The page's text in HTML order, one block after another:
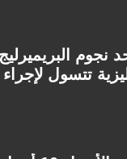
البريميرليج
تتسول لإجراء